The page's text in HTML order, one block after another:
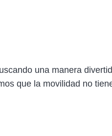
una manera
que la movilidad no